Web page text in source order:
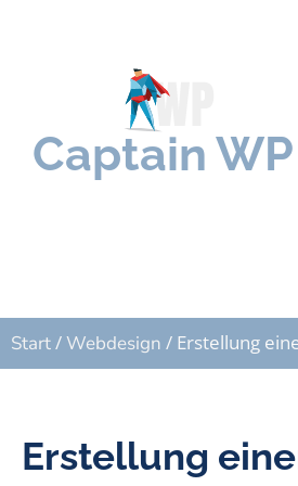
Captain WP
Start/Webdesign / Erstellung
Erstellung